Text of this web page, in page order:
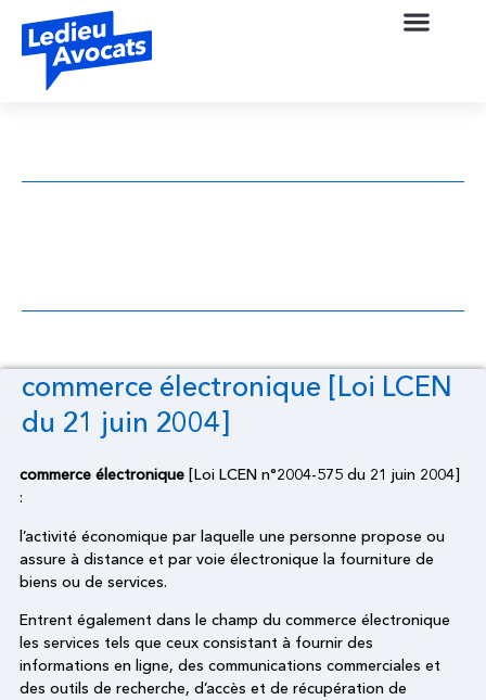
commerce électronique [Loi LCEN
du 21 juin 2004]
commerce électronique [Loi LCEN n°2004-575 du 21 juin 2004]
:
l’activité économique par laquelle une personne propose ou
assure à distance et par voie électronique la fourniture de
biens ou de services.
Entrent également dans le champ du commerce électronique
les services tels que ceux consistant à fournir des
informations en ligne, des communications commerciales et
des outils de recherche, d’accès et de récupération de